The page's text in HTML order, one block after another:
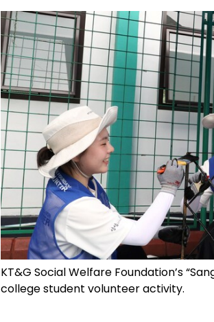
KT&G Social Welfare Foundation’s
college student volunteer activity.